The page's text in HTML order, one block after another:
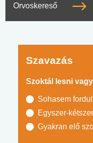
Orvoskereső
Szavazás
Szoktál lesni
Sohasem
Egyszer-
Gyakran elő